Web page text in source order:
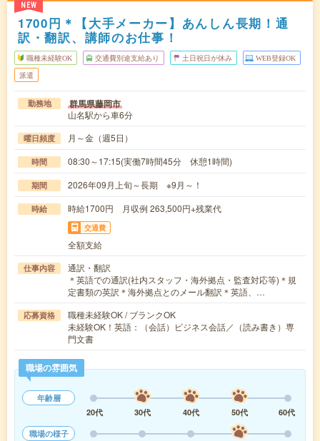
NEW
1700円＊【大手メーカー】あんしん長期！通
訳・翻訳、講師のお仕事！
職種未経験OK 交通費別途支給あり 土日祝日が休み WEB登録OK
派遣
勤務地 群馬県藤岡市
山名駅から車6分
曜日頻度 月～金（週5日）
時間 08:30～17:15(実働7時間45分 休憩1時間)
期間 2026年09月上旬～長期 ※9月～！
時給 時給1700円 月収例 263,500円+残業代
交通費
全額支給
仕事内容
通訳・翻訳
＊英語での通訳(社内スタッフ・海外拠点・監査対応等)＊規
定書類の英訳＊海外拠点とのメール翻訳＊英語、…
応募資格
職種未経験OK / ブランクOK
未経験OK！英語：（会話）ビジネス会話／（読み書き）専
門文書
職場の雰囲気
年齢層
20代
30代 40代 50代
60代
職場の様子